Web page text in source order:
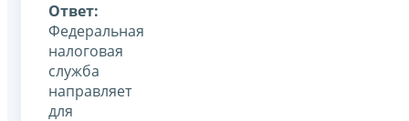
Ответ:
Федеральная
налоговая
служба
направляет
для